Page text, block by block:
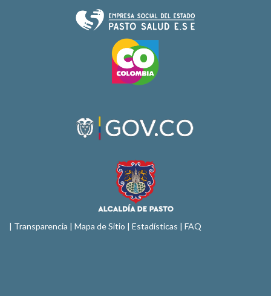
| Transparencia | Mapa de Sitio | Estadísticas | FAQ